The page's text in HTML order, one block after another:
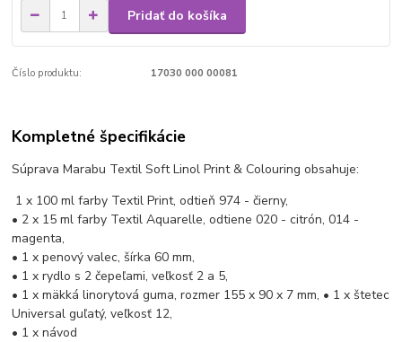
Pridať do košíka
Číslo produktu: 17030 000 00081
Kompletné špecifikácie
Súprava Marabu Textil Soft Linol Print & Colouring obsahuje:
1 x 100 ml farby Textil Print, odtieň 974 - čierny,
• 2 x 15 ml farby Textil Aquarelle, odtiene 020 - citrón, 014 -
magenta,
• 1 x penový valec, šírka 60 mm,
• 1 x rydlo s 2 čepeľami, veľkosť 2 a 5,
• 1 x mäkká linorytová guma, rozmer 155 x 90 x 7 mm, • 1 x štetec
Universal guľatý, veľkosť 12,
• 1 x návod